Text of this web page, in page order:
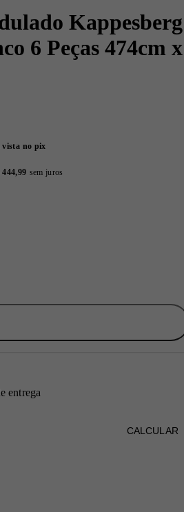
Kappesberg
6 Peças 474cm x
vista no pix
price:
444,99 sem juros
entrega
CALCULAR